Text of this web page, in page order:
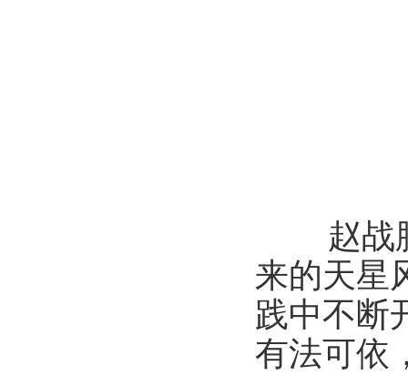
赵战
来的天星
践中不断
有法可依